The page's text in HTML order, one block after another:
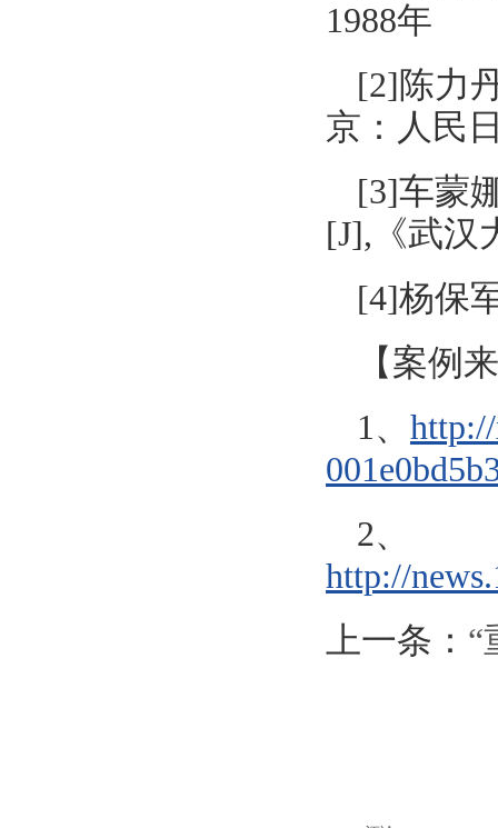
1988年
[2]陈力
京：人民
[3]车蒙
[J],《武汉
[4]杨保
【案例
1、
2、
http://
上一条： “